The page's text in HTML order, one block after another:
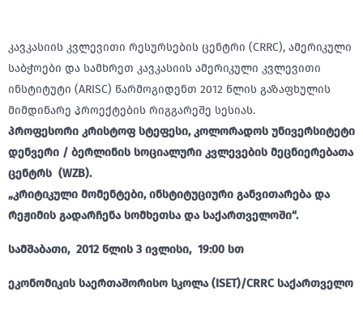
კავკასიის კვლევითი რესურსების ცენტრი (CRRC), ამერიკული
საბჭოები და სამხრეთ კავკასიის ამერიკული კვლევითი
ინსტიტუტი (ARISC) წარმოგიდენთ 2012 წლის გაზაფხულის
მიმდინარე პროექტების რიგგარეშე სესიას.
პროფესორი კრისტოფ სტეფესი, კოლორადოს უნივერსიტეტი
დენვერი / ბერლინის სოციალური კვლევების მეცნიერებათა
ცენტრს (WZB).
„კრიტიკული მომენტები, ინსტიტუციური განვითარება და
რეჟიმის გადარჩენა სომხეთსა და საქართველოში“.
სამშაბათი, 2012 წლის 3 ივლისი, 19:00 სთ
ეკონომიკის საერთაშორისო სკოლა (ISET)/CRRC საქართველო